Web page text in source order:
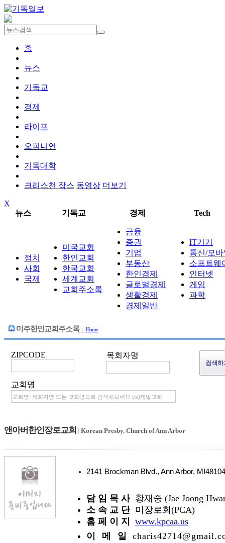
홈
뉴스
기독교
경제
라이프
오피니언
기독대학
크리스천 잡스 동영상 더보기
X
뉴스
기독교 경제 Tech
정치
사회
국제
미국교회
한인교회
한국교회
세계교회
교회주소록
금융
증권
기업
부동산
한인경제
글로벌경제
생활경제
경제일반
IT기기
통신/모
소프트웨
인터넷
게임
과학
미주한인교회주소록 > Home
ZIPCODE 목회자명
교회명
앤아버한인장로교회 | Korean Presby. Church of Ann Arbor
2141 Brockman Blvd., Ann Arbor,
담 임 목 사 황재중 (Jae Joong
소 속 교 단 미장로회(PCA)
홈 페 이 지
www.kpcaa.us
이 메 일